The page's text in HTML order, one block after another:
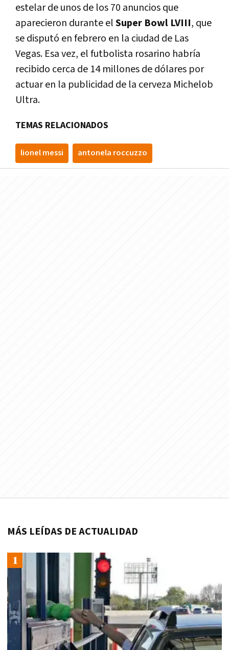
estelar de unos de los 70 anuncios que
aparecieron durante elSuper Bowl LVIII, que
se disputó en febrero en la ciudad de Las
Vegas. Esa vez, el futbolista rosarino habría
recibido cerca de 14 millones de dólares por
actuar en la publicidad de la cerveza Michelob
Ultra.
TEMAS RELACIONADOS
lionel messi antonela roccuzzo
MÁS LEÍDAS DE ACTUALIDAD